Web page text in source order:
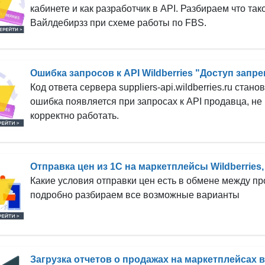
кабинете и как разработчик в API. Разбираем что
Вайлдебирзз при схеме работы по FBS.
Ошибка запросов к API Wildberries "Доступ
Код ответа сервера suppliers-api.wildberries.ru
ошибка появляется при запросах к API продавца,
корректно работать.
Отправка цен из 1С на маркетплейсы
Какие условия отправки цен есть в обмене между
подробно разбираем все возможные варианты
Загрузка отчетов о продажах на маркетплейсах